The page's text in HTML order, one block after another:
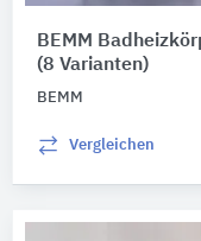
BEMM
(8 Varianten)
BEMM
Vergleichen